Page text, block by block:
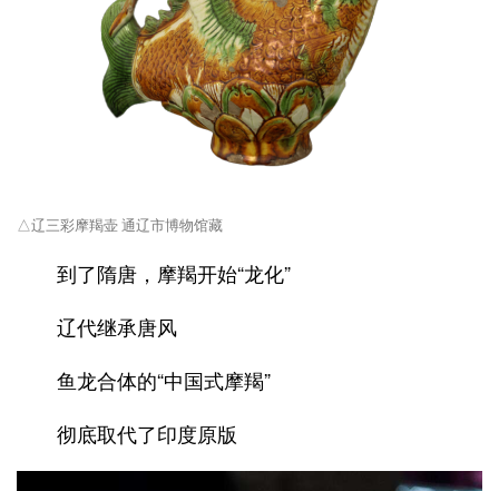
△辽三彩摩羯壶 通辽市博物馆藏
到了隋唐，摩羯开始“龙化”
辽代继承唐风
鱼龙合体的“中国式摩羯”
彻底取代了印度原版